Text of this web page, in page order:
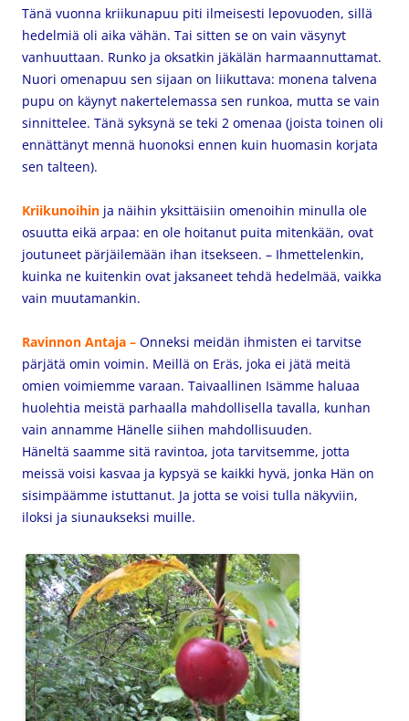
Tänä vuonna kriikunapuu piti ilmeisesti lepovuoden, sillä
hedelmiä oli aika vähän. Tai sitten se on vain väsynyt
vanhuuttaan. Runko ja oksatkin jäkälän harmaannuttamat.
Nuori omenapuu sen sijaan on liikuttava: monena talvena
pupu on käynyt nakertelemassa sen runkoa, mutta se vain
sinnittelee. Tänä syksynä se teki 2 omenaa (joista toinen oli
ennättänyt mennä huonoksi ennen kuin huomasin korjata
sen talteen).
Kriikunoihin ja näihin yksittäisiin omenoihin minulla ole
osuutta eikä arpaa: en ole hoitanut puita mitenkään, ovat
joutuneet pärjäilemään ihan itsekseen. – Ihmettelenkin,
kuinka ne kuitenkin ovat jaksaneet tehdä hedelmää, vaikka
vain muutamankin.
Ravinnon Antaja – Onneksi meidän ihmisten ei tarvitse
pärjätä omin voimin. Meillä on Eräs, joka ei jätä meitä
omien voimiemme varaan. Taivaallinen Isämme haluaa
huolehtia meistä parhaalla mahdollisella tavalla, kunhan
vain annamme Hänelle siihen mahdollisuuden.
Häneltä saamme sitä ravintoa, jota tarvitsemme, jotta
meissä voisi kasvaa ja kypsyä se kaikki hyvä, jonka Hän on
sisimpäämme istuttanut. Ja jotta se voisi tulla näkyviin,
iloksi ja siunaukseksi muille.